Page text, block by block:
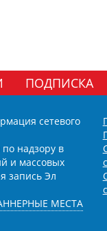
ПОДПИСКА
сетевого
надзору в
и массовых
запись Эл
МЕСТА